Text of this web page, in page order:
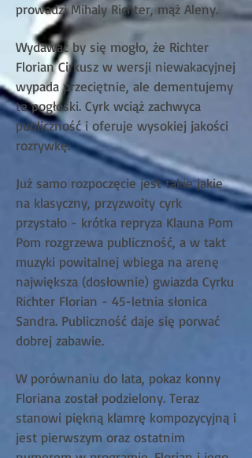
prowadzi Mihaly Richter, mąż Aleny.
Wydawać by się mogło, że Richter
Florian Cirkusz w wersji niewakacyjnej
wypada przeciętnie, ale dementujemy
te pogłoski. Cyrk wciąż zachwyca
publiczność i oferuje wysokiej jakości
rozrywkę.
Już samo rozpoczęcie jest takie jakie
na klasyczny, przyzwoity cyrk
przystało - krótka repryza Klauna Pom
Pom rozgrzewa publiczność, a w takt
muzyki powitalnej wbiega na arenę
największa (dosłownie) gwiazda Cyrku
Richter Florian - 45-letnia słonica
Sandra. Publiczność daje się porwać
dobrej zabawie.
W porównaniu do lata, pokaz konny
Floriana został podzielony. Teraz
stanowi piękną klamrę kompozycyjną i
jest pierwszym oraz ostatnim